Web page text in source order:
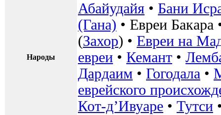
Народы
Абайудайя • Бани
(Гана) • Евреи Бакара
(Захор) • Евреи на
евреи • Кемант •
Дардаим • Гогодала •
еврейского
Кот-д’Ивуаре • Тутси